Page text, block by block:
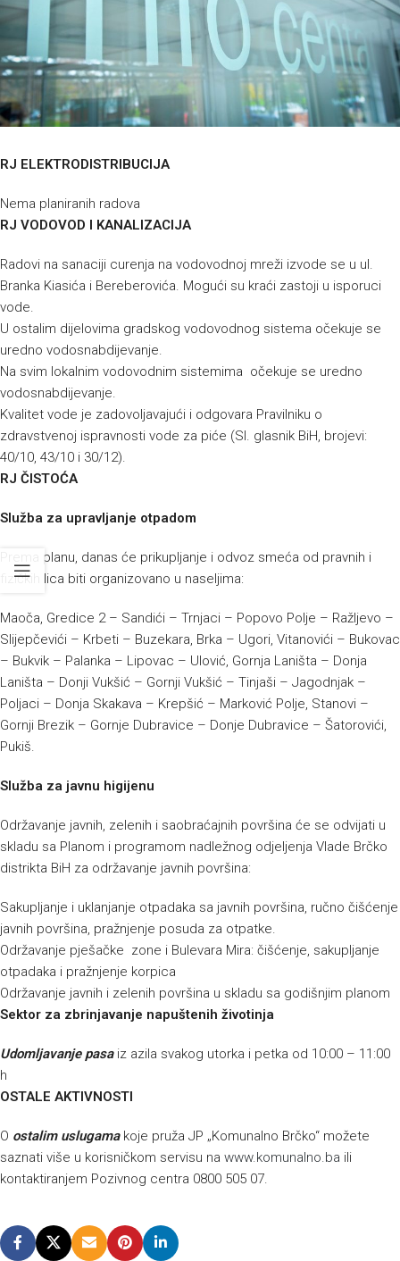
RJ ELEKTRODISTRIBUCIJA
Nema planiranih radova
RJ VODOVOD I KANALIZACIJA
Radovi na sanaciji curenja na vodovodnoj mreži izvode se u ul.
Branka Kiasića i Bereberovića. Mogući su kraći zastoji u isporuci
vode.
U ostalim dijelovima gradskog vodovodnog sistema očekuje se
uredno vodosnabdijevanje.
Na svim lokalnim vodovodnim sistemima očekuje se uredno
vodosnabdijevanje.
Kvalitet vode je zadovoljavajući i odgovara Pravilniku o
zdravstvenoj ispravnosti vode za piće (Sl. glasnik BiH, brojevi:
40/10, 43/10 i 30/12).
RJ ČISTOĆA
Služba za upravljanje otpadom
Prema planu, danas će prikupljanje i odvoz smeća od pravnih i
fizičkih lica biti organizovano u naseljima:
Maoča, Gredice 2 – Sandići – Trnjaci – Popovo Polje – Ražljevo –
Slijepčevići – Krbeti – Buzekara, Brka – Ugori, Vitanovići – Bukovac
– Bukvik – Palanka – Lipovac – Ulović, Gornja Laništa – Donja
Laništa – Donji Vukšić – Gornji Vukšić – Tinjaši – Jagodnjak –
Poljaci – Donja Skakava – Krepšić – Marković Polje, Stanovi –
Gornji Brezik – Gornje Dubravice – Donje Dubravice – Šatorovići,
Pukiš.
Služba za javnu higijenu
Održavanje javnih, zelenih i saobraćajnih površina će se odvijati u
skladu sa Planom i programom nadležnog odjeljenja Vlade Brčko
distrikta BiH za održavanje javnih površina:
Sakupljanje i uklanjanje otpadaka sa javnih površina, ručno čišćenje
javnih površina, pražnjenje posuda za otpatke.
Održavanje pješačke zone i Bulevara Mira: čišćenje, sakupljanje
otpadaka i pražnjenje korpica
Održavanje javnih i zelenih površina u skladu sa godišnjim planom
Sektor za zbrinjavanje napuštenih životinja
Udomljavanje pasaiz azila svakog utorka i petka od 10:00 – 11:00
h
OSTALE AKTIVNOSTI
O ostalim uslugamakoje pruža JP „Komunalno Brčko“ možete
saznati više u korisničkom servisu na www.komunalno.ba ili
kontaktiranjem Pozivnog centra 0800 505 07.